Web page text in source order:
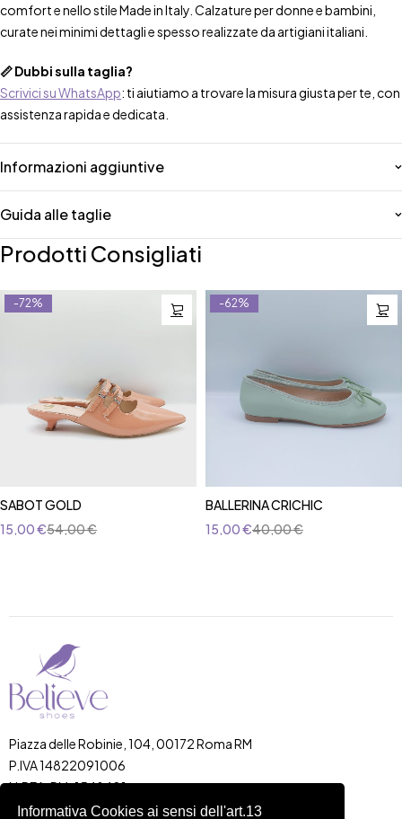
Informativa Cookies ai sensi dell'art.13
comfort e nello stile Made in Italy. Calzature per donne e bambini,
curate nei minimi dettagli e spesso realizzate da artigiani italiani.
📏 Dubbi sulla taglia?
Scrivici su WhatsApp: ti aiutiamo a trovare la misura giusta per te, con
assistenza rapida e dedicata.
Informazioni aggiuntive
Guida alle taglie
Prodotti Consigliati
-72%
SABOT GOLD
54,00€
15,00€
-62%
BALLERINA CRICHIC
40,00€
15,00€
Piazza delle Robinie, 104, 00172 Roma RM
P.IVA 14822091006
N.REA: RM-1548401
C.SOCIALE: €10,00